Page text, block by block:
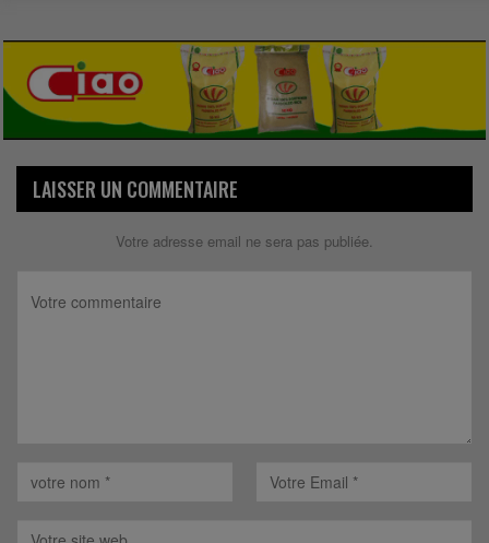
LAISSER UN COMMENTAIRE
Votre adresse email ne sera pas publiée.